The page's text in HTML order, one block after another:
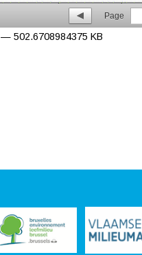
Page
— 502.6708984375 KB